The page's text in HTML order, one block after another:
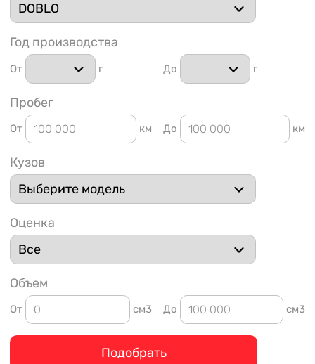
91
Год производства
От г До г
Пробег
От км До км
Кузов
Оценка
Объем
От см3 До см3
Подобрать